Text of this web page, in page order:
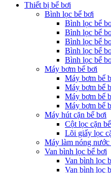
Thiết bị bể bơi
Bình lọc bể bơi
Bình lọc bể
Bình lọc bể
Bình lọc bể
Bình lọc bể
Bình lọc bể
Máy bơm bể bơi
Máy bơm bể
Máy bơm bể
Máy bơm bể
Máy bơm bể
Máy hút cặn bể bơi
Cột lọc cặn
Lõi giấy lọc
Máy làm nóng nước
Van bình lọc bể bơi
Van bình lọc
Van bình lọc